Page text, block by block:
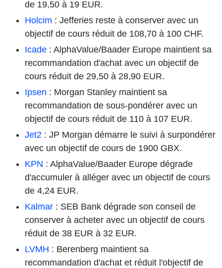
de 19,50 à 19 EUR.
Holcim : Jefferies reste à conserver avec un
objectif de cours réduit de 108,70 à 100 CHF.
Icade : AlphaValue/Baader Europe maintient sa
recommandation d'achat avec un objectif de
cours réduit de 29,50 à 28,90 EUR.
Ipsen : Morgan Stanley maintient sa
recommandation de sous-pondérer avec un
objectif de cours réduit de 110 à 107 EUR.
Jet2 : JP Morgan démarre le suivi à surpondérer
avec un objectif de cours de 1900 GBX.
KPN : AlphaValue/Baader Europe dégrade
d'accumuler à alléger avec un objectif de cours
de 4,24 EUR.
Kalmar : SEB Bank dégrade son conseil de
conserver à acheter avec un objectif de cours
réduit de 38 EUR à 32 EUR.
LVMH : Berenberg maintient sa
recommandation d'achat et réduit l'objectif de